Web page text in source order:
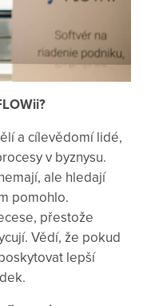
a cílevědomí lidé,
v byznysu.
ale hledají
pomohlo.
přestože
Vědí, že pokud
lepší